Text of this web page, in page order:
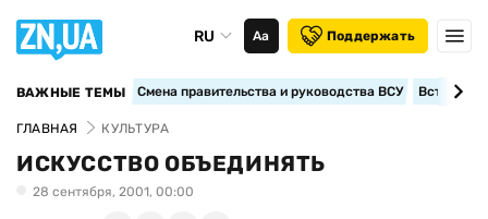
RU Аа Поддержать
ВАЖНЫЕ ТЕМЫ Смена правительства и руководства ВСУ
ГЛАВНАЯ КУЛЬТУРА
ИСКУССТВО ОБЪЕДИНЯТЬ
28 сентября, 2001, 00:00